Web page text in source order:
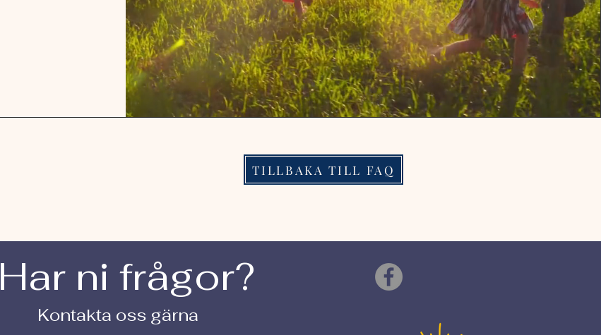
TILLBAKA TILL FAQ
Har ni frågor?
Kontakta oss gärna